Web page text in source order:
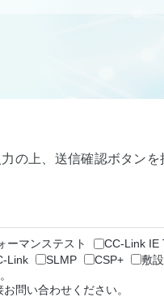
の上、送信確認ボタン
ーマンステスト CC-Link IE
Link SLMP CSP+ 敷
問い合わせください。